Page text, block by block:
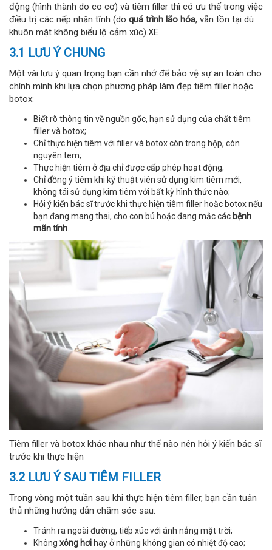
động (hình thành do co cơ) và tiêm filler thì có ưu thế trong việc
điều trị các nếp nhăn tĩnh (do quá trình lão hóa, vẫn tồn tại dù
khuôn mặt không biểu lộ cảm xúc).XE
3.1 LƯU Ý CHUNG
Một vài lưu ý quan trọng bạn cần nhớ để bảo vệ sự an toàn cho
chính mình khi lựa chọn phương pháp làm đẹp tiêm filler hoặc
botox:
Biết rõ thông tin về nguồn gốc, hạn sử dụng của chất tiêm
filler và botox;
Chỉ thực hiện tiêm với filler và botox còn trong hộp, còn
nguyên tem;
Thực hiện tiêm ở địa chỉ được cấp phép hoạt động;
Chỉ đồng ý tiêm khi kỹ thuật viên sử dụng kim tiêm mới,
không tái sử dụng kim tiêm với bất kỳ hình thức nào;
Hỏi ý kiến bác sĩ trước khi thực hiện tiêm filler hoặc botox nếu
bạn đang mang thai, cho con bú hoặc đang mắc các bệnh
mãn tính
Tiêm filler và botox khác nhau như thế nào nên hỏi ý kiến bác sĩ
trước khi thực hiện
3.2 LƯU Ý SAU TIÊM FILLER
Trong vòng một tuần sau khi thực hiện tiêm filler, bạn cần tuân
thủ những hướng dẫn chăm sóc sau:
Tránh ra ngoài đường, tiếp xúc với ánh nắng mặt trời;
Không xông hơi hay ở những không gian có nhiệt độ cao;